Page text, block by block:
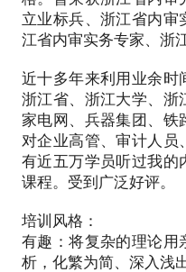
3.辅导有趣、有料、有
专业工作坊（理论体
趣、有料、有效。
4.跨界服务受众群体。
计工作人员、财务工作
行政事业工作人员，政
业高管。
5.跨20个行业的服务对象
我有10多年世界500强
精通制造业、矿山业、
立业标兵、浙江省内审
江省内审实务专家、浙
近十多年来利用业余时
浙江省、浙江大学、浙
家电网、兵器集团、铁
对企业高管、审计人员
有近五万学员听过我的
课程。受到广泛好评。
培训风格：
有趣：将复杂的理论用
析，化繁为简、深入浅